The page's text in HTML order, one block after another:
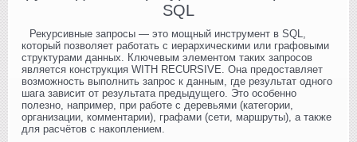
SQL
Рекурсивные запросы — это мощный инструмент в SQL,
который позволяет работать с иерархическими или графовыми
структурами данных. Ключевым элементом таких запросов
является конструкция WITH RECURSIVE. Она предоставляет
возможность выполнить запрос к данным, где результат одного
шага зависит от результата предыдущего. Это особенно
полезно, например, при работе с деревьями (категории,
организации, комментарии), графами (сети, маршруты), а также
для расчётов с накоплением.